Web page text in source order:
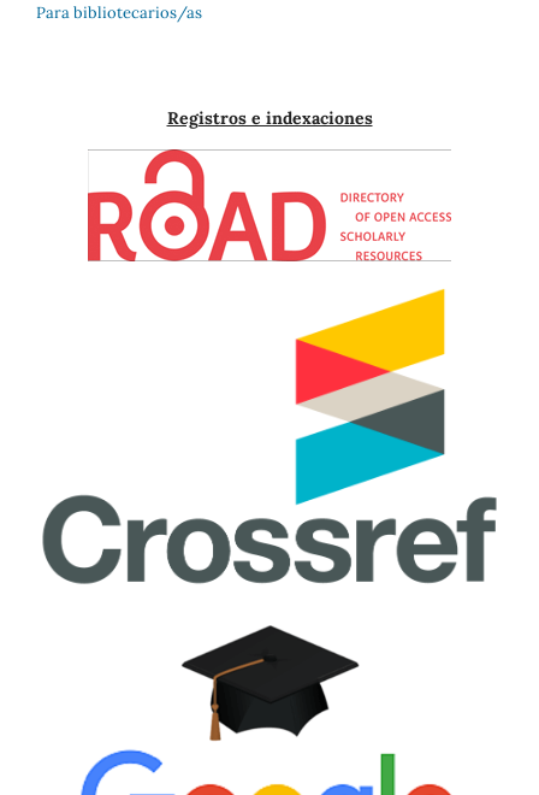
Para bibliotecarios/as
Registros e indexaciones